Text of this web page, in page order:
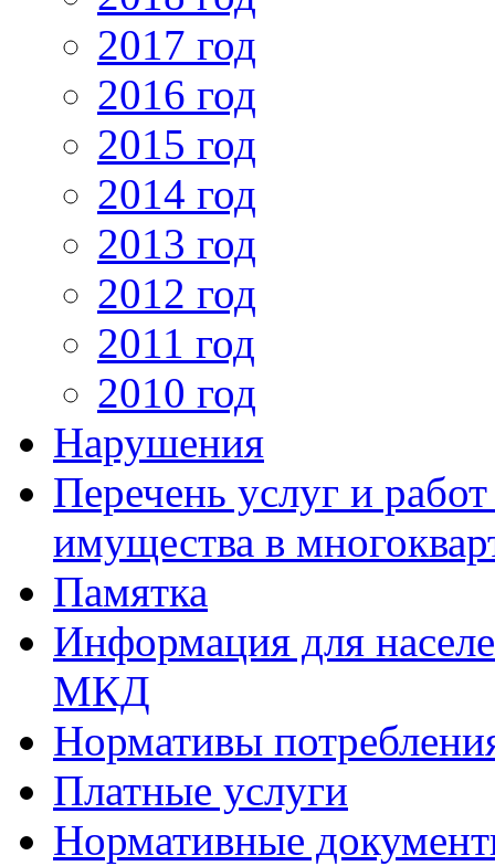
2017 год
2016 год
2015 год
2014 год
2013 год
2012 год
2011 год
2010 год
Нарушения
Перечень услуг и
имущества в
Памятка
Информация для
МКД
Нормативы
Платные услуги
Нормативные